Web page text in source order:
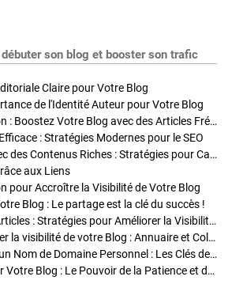
son blog et booster son trafic
Claire pour Votre Blog
de l'Identité Auteur pour Votre Blog
Stratégies de Publication : Boostez Votre Blog avec des Articles Fréquents et Exclusifs
: Stratégies Modernes pour le SEO
Enrichir Vos Articles avec des Contenus Riches : Stratégies pour Captiver et Optimiser
aux Liens
pour Accroître la Visibilité de Votre Blog
Blog : Le partage est la clé du succès !
Optimisation SEO des Articles : Stratégies pour Améliorer la Visibilité de Votre Blog
Stratégies pour améliorer la visibilité de votre Blog : Annuaire et Collaborations
Pourquoi Investir dans un Nom de Domaine Personnel : Les Clés de la Réussite de Votre Blog
Comment Faire Émerger Votre Blog : Le Pouvoir de la Patience et de la Persévérance